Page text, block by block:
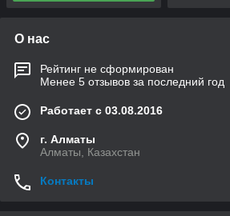
О нас
Рейтинг не сформирован
Менее 5 отзывов за последний год
Работает с 03.08.2016
г. Алматы
Алматы, Казахстан
Контакты